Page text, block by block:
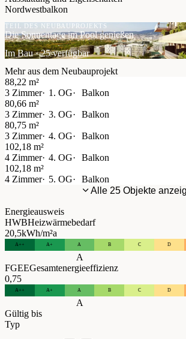
Nordwestbalkon
TEIL DES NEUBAUPROJEKTS
Die Sonnentage im Pool genießen
Im Bau · 25 verfügbar
Mehr aus dem Neubauprojekt
88,22 m²
3 Zimmer
1. OG Balkon
80,66 m²
3 Zimmer
3. OG Balkon
80,75 m²
3 Zimmer
4. OG Balkon
102,18 m²
4 Zimmer
4. OG Balkon
102,18 m²
4 Zimmer
5. OG Balkon
Alle 25 Objekte
Energieausweis
HWBHeizwärmebedarf
20,5kWh/m²a
A++ A+ A B C D
A
FGEEGesamtenergieeffizienz
0,75
A++ A+ A B C D
A
Gültig bis
Typ